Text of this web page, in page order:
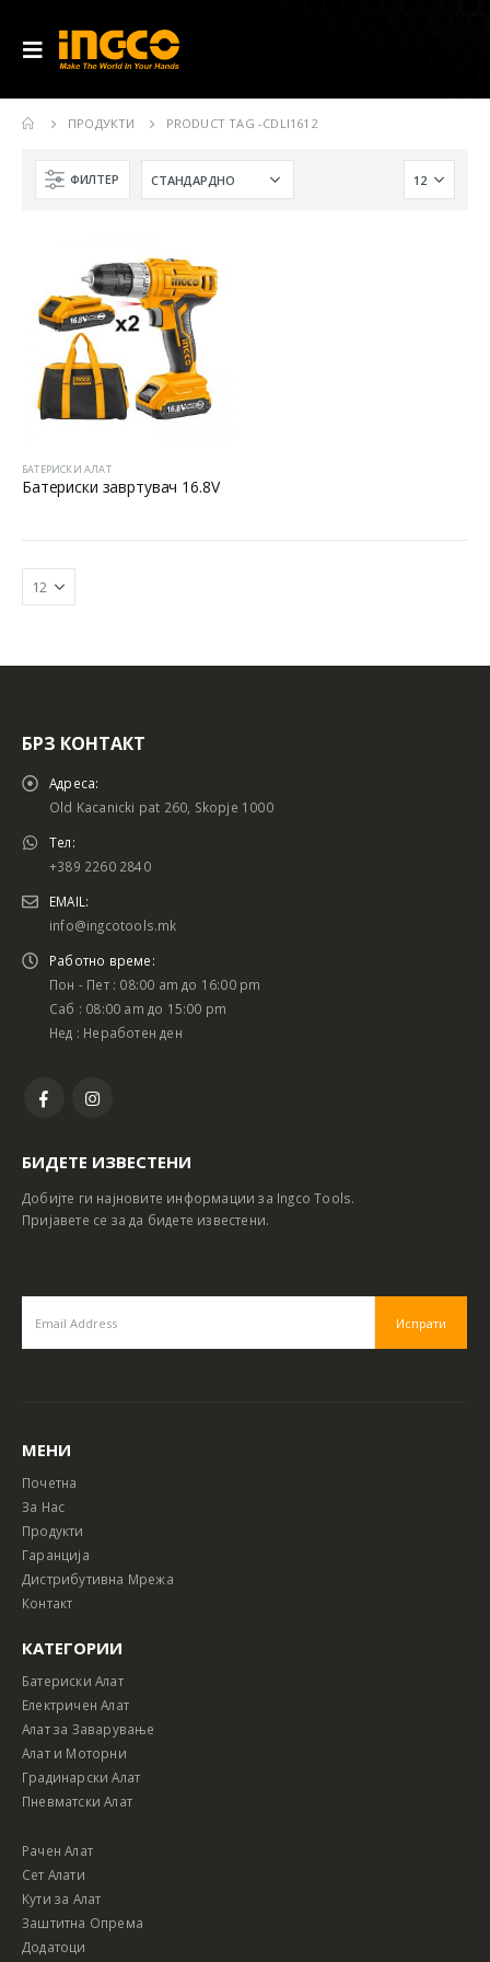
ПРОДУКТИ PRODUCT TAG -CDLI1612
ФИЛТЕР
БАТЕРИСКИ АЛАТ
Батериски завртувач 16.8V
БРЗ КОНТАКТ
Адреса:
Old Kacanicki pat 260, Skopje 1000
Тел:
+389 2260 2840
EMAIL:
info@ingcotools.mk
Работно време:
Пон - Пет : 08:00 am до 16:00 pm
Саб : 08:00 am до 15:00 pm
Нед : Неработен ден
БИДЕТЕ ИЗВЕСТЕНИ
Добијте ги најновите информации за Ingco Tools.
Пријавете се за да бидете известени.
МЕНИ
Почетна
За Нас
Продукти
Гаранција
Дистрибутивна Мрежа
Контакт
КАТЕГОРИИ
Батериски Алат
Електричен Алат
Алат за Заварување
Алат и Моторни
Градинарски Алат
Пневматски Алат
Рачен Алат
Сет Алати
Кути за Алат
Заштитна Опрема
Додатоци